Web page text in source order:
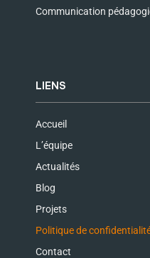
Communication
LIENS
Accueil
L’équipe
Actualités
Blog
Projets
Politique de
Contact